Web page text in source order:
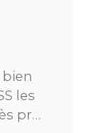
les
pro